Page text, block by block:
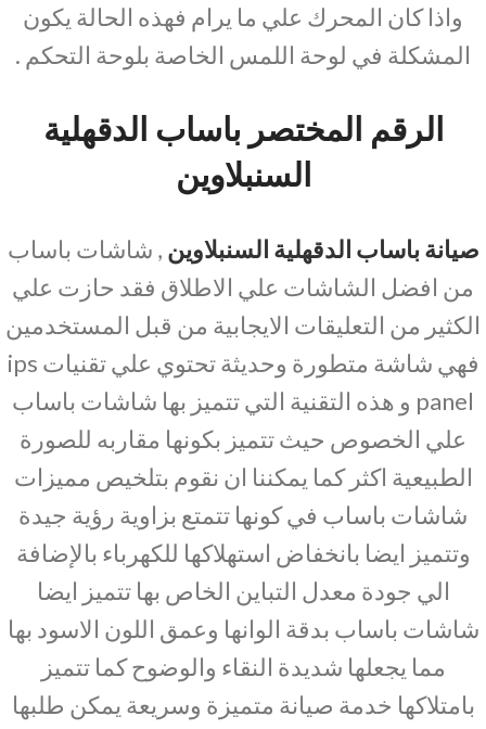
واذا كان المحرك علي ما يرام فهذه الحالة يكون
المشكلة في لوحة اللمس الخاصة بلوحة التحكم .
الرقم المختصر باساب الدقهلية
السنبلاوين
صيانة باساب الدقهلية السنبلاوين , شاشات باساب
من افضل الشاشات علي الاطلاق فقد حازت علي
الكثير من التعليقات الايجابية من قبل المستخدمين
فهي شاشة متطورة وحديثة تحتوي علي تقنيات ips
panel و هذه التقنية التي تتميز بها شاشات باساب
علي الخصوص حيث تتميز بكونها مقاربه للصورة
الطبيعية اكثر كما يمكننا ان نقوم بتلخيص مميزات
شاشات باساب في كونها تتمتع بزاوية رؤية جيدة
وتتميز ايضا بانخفاض استهلاكها للكهرباء بالإضافة
الي جودة معدل التباين الخاص بها تتميز ايضا
شاشات باساب بدقة الوانها وعمق اللون الاسود بها
مما يجعلها شديدة النقاء والوضوح كما تتميز
بامتلاكها خدمة صيانة متميزة وسريعة يمكن طلبها